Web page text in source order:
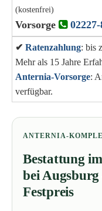
(kostenfrei)
Vorsorge
✔ Ratenzahlung: bis
Mehr als 15 Jahre
Anternia-Vorsorge:
verfügbar.
ANTERNIA-
Bestattung
bei
Festpreis